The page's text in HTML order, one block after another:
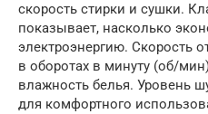
скорость стирки и сушки.
показывает, насколько
электроэнергию. Скорость
в оборотах в минуту (об/
влажность белья. Уровень
для комфортного